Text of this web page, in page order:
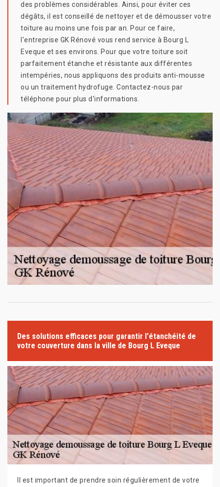
des problèmes considérables. Ainsi, pour éviter ces
dégâts, il est conseillé de nettoyer et de démousser votre
toiture au moins une fois par an. Pour ce faire,
l'entreprise GK Rénové vous rend service à Bourg L
Eveque et ses environs. Pour que votre toiture soit
parfaitement étanche et résistante aux différentes
intempéries, nous appliquons des produits anti-mousse
ou un traitement hydrofuge. Contactez-nous par
téléphone pour plus d'informations.
Des solutions efficaces pour garantir l'étanchéité de
votre couverture dans la ville de Bourg L Eveque
Il est important de prendre soin régulièrement de votre